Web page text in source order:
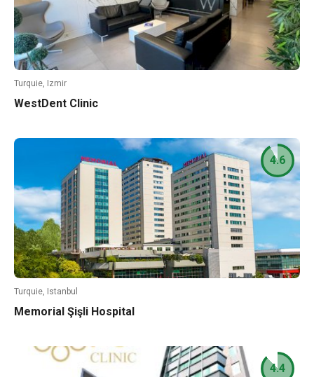
Turquie, Izmir
WestDent Clinic
Turquie, Istanbul
Memorial Şişli Hospital
4.6
4.4